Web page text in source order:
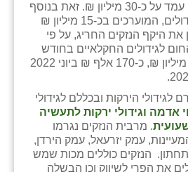
החקלאיים במהלך יוני עמד על כ-30 מיליון ₪. זאת בנוסף
לנזקי טבע נוספים לגידולים, המוערכים בכ-15 מיליון ₪
את היקף הנזקים החריג, על פי
לגידולים החקלאיים בחודש
יוני 2023 עמד על כ-3 מיליון ₪, כ-170 אלף ₪ ביוני 2022
לגידולי הירקות ובכללם לגידולי
אדמה וגידולי ירקות לתעשיה
. מרבית הנזקים נגרמו
עמק יזרעאל, עמק הירדן,
הנזקים כוללים מכות שמש
את הפרי לשיווק וכן הבשלה